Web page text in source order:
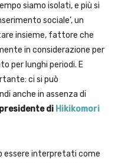
siamo isolati, e più si
sociale’, un
insieme, fattore che
in considerazione per
per lunghi periodi. E
ci si può
anche in assenza di
di Hikikomori
essere interpretati come